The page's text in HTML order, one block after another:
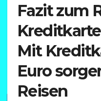
Fazit zum
Mit
Euro
Reisen